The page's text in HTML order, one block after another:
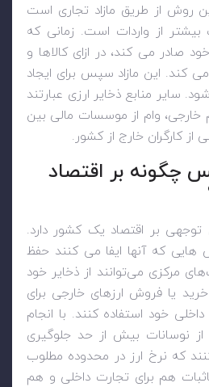
روش از طریق مازاد تجاری است
از واردات است. زمانی که
صادر می کند، در ازای کالاها و
کند. این مازاد سپس برای ایجاد
سایر منابع ذخایر ارزی عبارتند
خارجی، وام از موسسات مالی بین
از کارگران خارج از کشور.
چگونه بر اقتصاد
توجهی بر اقتصاد یک کشور دارد.
هایی که آنها ایفا می کنند حفظ
مرکزی می‌توانند از ذخایر خود
خرید یا فروش ارزهای خارجی برای
خود استفاده کنند. با انجام
از نوسانات بیش از حد جلوگیری
که نرخ ارز در محدوده مطلوب
هم برای تجارت داخلی و هم